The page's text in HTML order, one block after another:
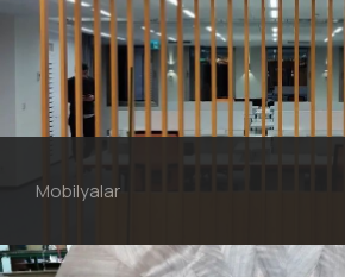
Mobilyalar